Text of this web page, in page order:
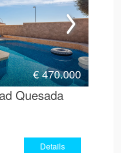
€470.000
Quesada
Details